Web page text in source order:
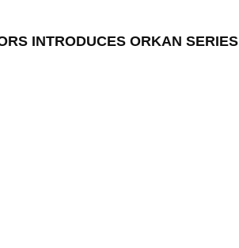
INTRODUCES ORKAN SERIES